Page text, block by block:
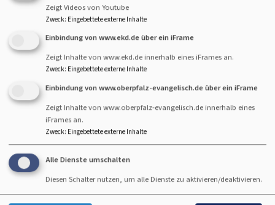
Danke an Jasmin Mittag für das Bild.
Hauptnavigation
#montekreuz
#kirchbarett
stationen im
gruppen &
Datenschutzerklärung
Zeigt Videos von Youtube
Zweck: Eingebettete externe Inhalte
Einbindung von www.ekd.de über ein iFrame
Zeigt Inhalte von www.ekd.de innerhalb eines iFrames an.
Zweck: Eingebettete externe Inhalte
Einbindung von www.oberpfalz-evangelisch.de über ein iFrame
Zeigt Inhalte von www.oberpfalz-evangelisch.de innerhalb eines
iFrames an.
Zweck: Eingebettete externe Inhalte
Alle Dienste umschalten
Diesen Schalter nutzen, um alle Dienste zu aktivieren/deaktivieren.